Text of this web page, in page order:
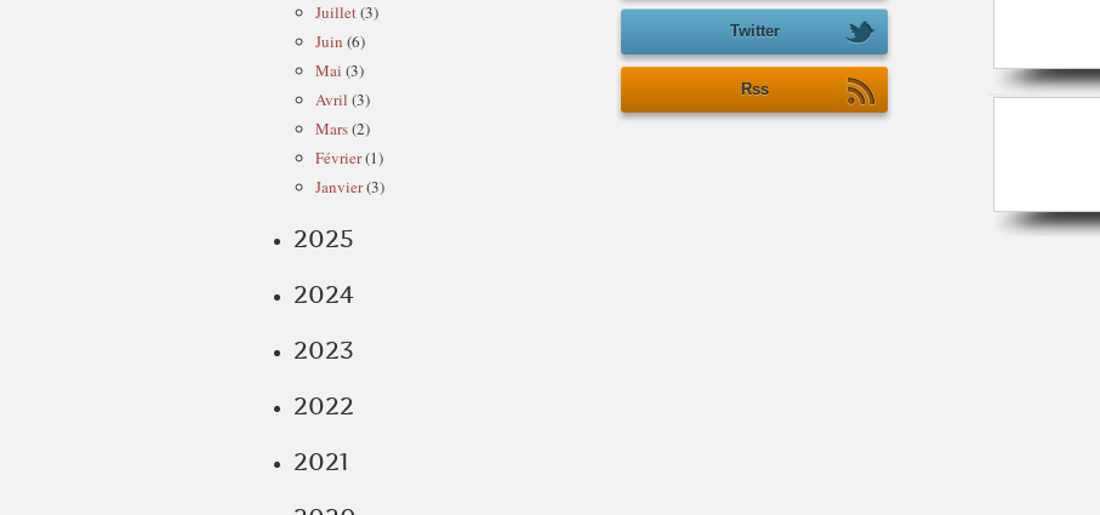
Juillet(3)
Juin (6)
Mai (3)
Avril (3)
Mars(2)
Février(1)
Janvier(3)
2025
2024
2023
2022
2021
Twitter
Rss